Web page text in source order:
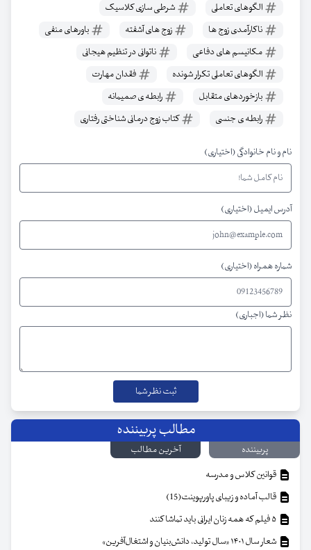
الگوهای تعاملی
شرطی سازی کلاسیک
ناکارآمدی زوج ها
زوج های آشفته
باورهای منفی
مکانیسم های دفاعی
ناتوانی در تنظیم هیجانی
الگوهای تعاملی تکرار شونده
فقدان مهارت
بازخوردهای متقابل
رابطه ی صمیمانه
رابطه ی جنسی
کتاب زوج درمانی شناختی رفتاری
نام و نام خانوادگی (اختیاری)
آدرس ایمیل (اختیاری)
شماره همراه (اختیاری)
نظر شما (اجباری)
مطالب پربیننده
پربیننده
آخرین مطالب
قوانین کلاس و مدرسه
قالب آماده و زیبای پاورپوینت(15)
شعار سال ۱۴۰۱ «سال تولید، دانش‌بنیان و اشتغال‌آفرین»